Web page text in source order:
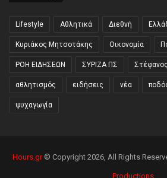
Lifestyle Αθλητικά Διεθνή
Κυριάκος Μητσοτάκης Οικονομία
ΡΟΗ ΕΙΔΗΣΕΩΝ ΣΥΡΙΖΑ ΠΣ
αθλητισμός ειδήσεις νέα
ψυχαγωγία
Hours.gr© Copyright 2026, All Rights
Productions